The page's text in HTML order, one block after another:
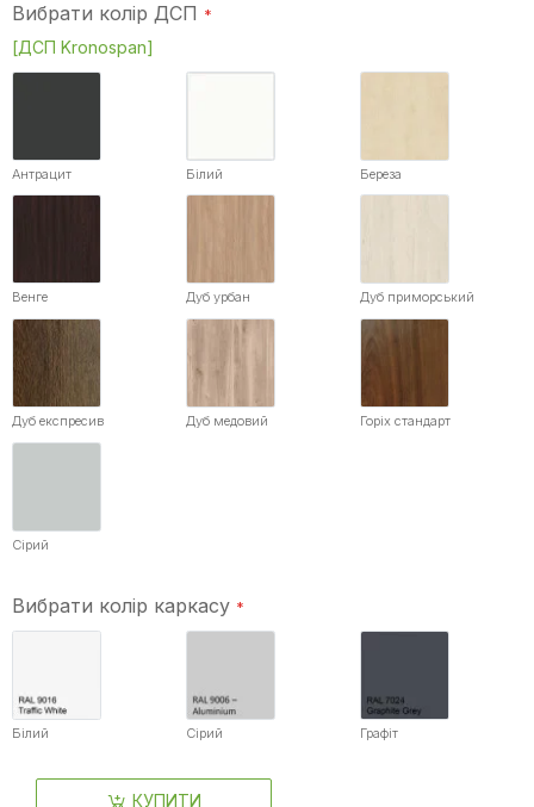
Вибрати колір ДСП
[ДСП Kronospan]
Антрацит Білий Береза
Венге Дуб урбан Дуб приморський
Дуб експресив Дуб медовий Горіх стандарт
Сірий
Вибрати колір каркасу
Білий Сірий Графіт
КУПИТИ